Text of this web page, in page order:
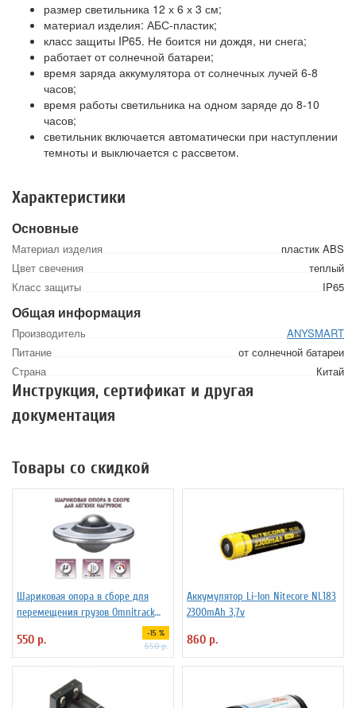
размер светильника 12 х 6 х 3 см;
материал изделия: АБС-пластик;
класс защиты IP65. Не боится ни дождя, ни снега;
работает от солнечной батареи;
время заряда аккумулятора от солнечных лучей 6-8
часов;
время работы светильника на одном заряде до 8-10
часов;
светильник включается автоматически при наступлении
темноты и выключается с рассветом.
Характеристики
Основные
Материал изделия
пластик ABS
Цвет свечения
теплый
Класс защиты
IP65
Общая информация
Производитель
ANYSMART
Питание
от солнечной батареи
Страна
Китай
Инструкция, сертификат и другая
документация
Товары со скидкой
Шариковая опора в сборе для
перемещения грузов Omnitrack
550 р. -15 %
650 р.
Аккумулятор Li-Ion Niteсore NL183
2300mAh 3,7v
860 р.